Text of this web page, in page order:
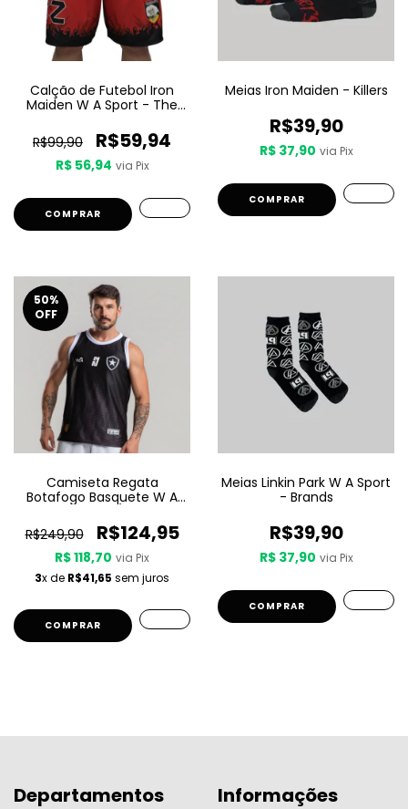
Calção de Futebol Iron
Maiden W A Sport - The
R$99,90
R$59,94
R$ 56,94 via Pix
COMPRAR
Meias Iron Maiden - Killers
R$39,90
R$ 37,90 via Pix
COMPRAR
50%
OFF
Camiseta Regata
Botafogo Basquete W A
R$249,90
R$124,95
R$ 118,70 via Pix
3x de R$41,65 sem juros
COMPRAR
Meias Linkin Park W A Sport
- Brands
R$39,90
R$ 37,90 via Pix
COMPRAR
Departamentos Informações